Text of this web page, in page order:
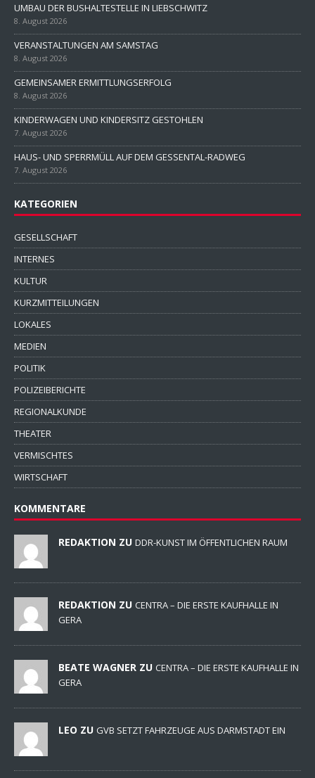
UMBAU DER BUSHALTESTELLE IN LIEBSCHWITZ
8. August 2026
VERANSTALTUNGEN AM SAMSTAG
8. August 2026
GEMEINSAMER ERMITTLUNGSERFOLG
8. August 2026
KINDERWAGEN UND KINDERSITZ GESTOHLEN
7. August 2026
HAUS- UND SPERRMÜLL AUF DEM GESSENTAL-RADWEG
7. August 2026
KATEGORIEN
GESELLSCHAFT
INTERNES
KULTUR
KURZMITTEILUNGEN
LOKALES
MEDIEN
POLITIK
POLIZEIBERICHTE
REGIONALKUNDE
THEATER
VERMISCHTES
WIRTSCHAFT
KOMMENTARE
REDAKTION ZU DDR-KUNST IM ÖFFENTLICHEN RAUM
REDAKTION ZU CENTRA – DIE ERSTE KAUFHALLE IN
GERA
BEATE WAGNER ZU CENTRA – DIE ERSTE KAUFHALLE IN
GERA
LEO ZU GVB SETZT FAHRZEUGE AUS DARMSTADT EIN